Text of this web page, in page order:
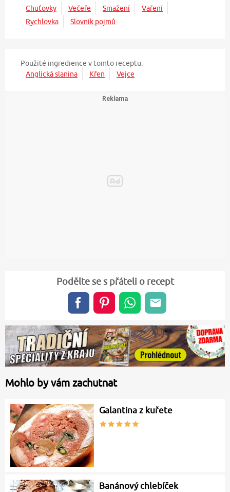
Chuťovky Večeře Smažení
Vaření
Rychlovka
Slovník pojmů
Použité ingredience v tomto receptu:
Anglická slanina
Křen Vejce
Podělte se s přáteli o recept
Mohlo by vám zachutnat
Galantina z kuřete
Banánový chlebíček